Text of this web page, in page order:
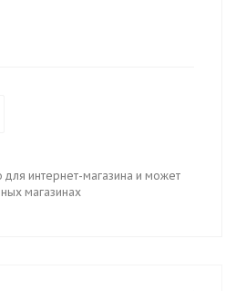
для интернет-магазина и может
магазинах